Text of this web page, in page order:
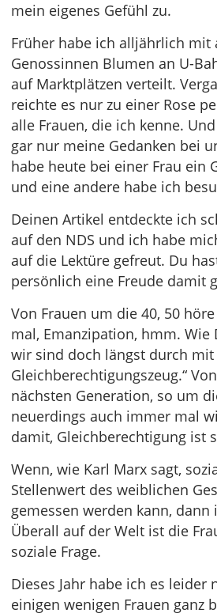
mein eigenes Gefühl zu.
Früher habe ich alljährlich mit
Genossinnen Blumen an U-
auf Marktplätzen verteilt.
reichte es nur zu einer Rose
alle Frauen, die ich kenne.
gar nur meine Gedanken bei
habe heute bei einer Frau ein
und eine andere habe ich
Deinen Artikel entdeckte ich
auf den NDS und ich habe
auf die Lektüre gefreut. Du
persönlich eine Freude damit
Von Frauen um die 40, 50
mal, Emanzipation, hmm. Wie
wir sind doch längst durch mit
Gleichberechtigungszeug.“
nächsten Generation, so um
neuerdings auch immer mal
damit, Gleichberechtigung ist
Wenn, wie Karl Marx sagt,
Stellenwert des weiblichen
gemessen werden kann,
Überall auf der Welt ist die
soziale Frage.
Dieses Jahr habe ich es leider
einigen wenigen Frauen ganz